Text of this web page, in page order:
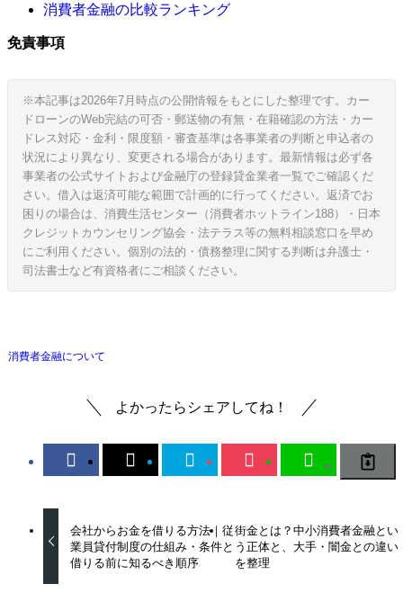
消費者金融の比較ランキング
免責事項
※本記事は2026年7月時点の公開情報をもとにした整理です。カー
ドローンのWeb完結の可否・郵送物の有無・在籍確認の方法・カー
ドレス対応・金利・限度額・審査基準は各事業者の判断と申込者の
状況により異なり、変更される場合があります。最新情報は必ず各
事業者の公式サイトおよび金融庁の登録貸金業者一覧でご確認くだ
さい。借入は返済可能な範囲で計画的に行ってください。返済でお
困りの場合は、消費生活センター（消費者ホットライン188）・日本
クレジットカウンセリング協会・法テラス等の無料相談窓口を早め
にご利用ください。個別の法的・債務整理に関する判断は弁護士・
司法書士など有資格者にご相談ください。
消費者金融について
よかったらシェアしてね！
会社からお金を借りる方法｜従
業員貸付制度の仕組み・条件と
借りる前に知るべき順序
街金とは？中小消費者金融とい
う正体と、大手・闇金との違い
を整理